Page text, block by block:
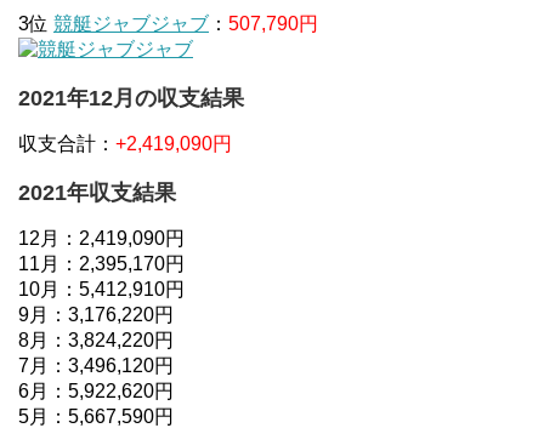
3位 競艇ジャブジャブ ： 507,790円
2021年12月の収支結果
収支合計： +2,419,090円
2021年収支結果
12月：2,419,090円
11月：2,395,170円
10月：5,412,910円
9月：3,176,220円
8月：3,824,220円
7月：3,496,120円
6月：5,922,620円
5月：5,667,590円